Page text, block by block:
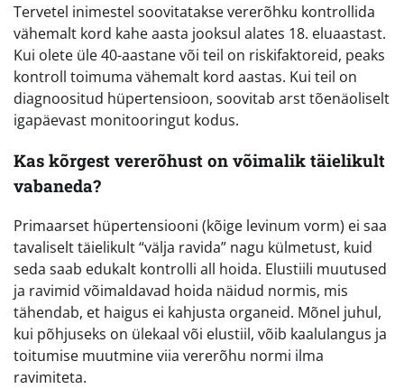
Tervetel inimestel soovitatakse vererõhku kontrollida
vähemalt kord kahe aasta jooksul alates 18. eluaastast.
Kui olete üle 40-aastane või teil on riskifaktoreid, peaks
kontroll toimuma vähemalt kord aastas. Kui teil on
diagnoositud hüpertensioon, soovitab arst tõenäoliselt
igapäevast monitooringut kodus.
Kas kõrgest vererõhust on võimalik täielikult
vabaneda?
Primaarset hüpertensiooni (kõige levinum vorm) ei saa
tavaliselt täielikult “välja ravida” nagu külmetust, kuid
seda saab edukalt kontrolli all hoida. Elustiili muutused
ja ravimid võimaldavad hoida näidud normis, mis
tähendab, et haigus ei kahjusta organeid. Mõnel juhul,
kui põhjuseks on ülekaal või elustiil, võib kaalulangus ja
toitumise muutmine viia vererõhu normi ilma
ravimiteta.